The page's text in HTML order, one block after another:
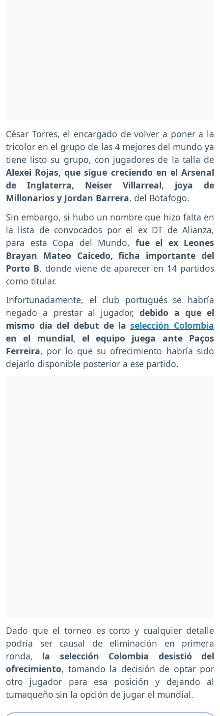
César Torres, el encargado de volver a poner a la
tricolor en el grupo de las 4 mejores del mundo ya
tiene listo su grupo, con jugadores de la talla de
Alexei Rojas, que sigue creciendo en el Arsenal
de Inglaterra, Neiser Villarreal, joya de
Millonarios y Jordan Barrera, del Botafogo.
Sin embargo, si hubo un nombre que hizo falta en
la lista de convocados por el ex DT de Alianza,
para esta Copa del Mundo, fue el ex Leones
Brayan Mateo Caicedo, ficha importante del
Porto B, donde viene de aparecer en 14 partidos
como titular.
Infortunadamente, el club portugués se habría
negado a prestar al jugador,debido a que el
mismo día del debut de laselección Colombia
en el mundial, el equipo juega ante Paços
Ferreira, por lo que su ofrecimiento habría sido
dejarlo disponible posterior a ese partido.
Dado que el torneo es corto y cualquier detalle
podría ser causal de eliminación en primera
ronda, la selección Colombia desistió del
ofrecimiento, tomando la decisión de optar por
otro jugador para esa posición y dejando al
tumaqueño sin la opción de jugar el mundial.